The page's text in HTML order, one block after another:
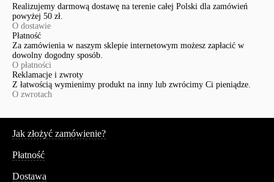
Realizujemy darmową dostawę na terenie całej Polski dla zamówień
powyżej 50 zł.
O dostawie
Płatność
Za zamówienia w naszym sklepie internetowym możesz zapłacić w
dowolny dogodny sposób.
O płatności
Reklamacje i zwroty
Z łatwością wymienimy produkt na inny lub zwrócimy Ci pieniądze.
O zwrotach
Jak złożyć zamówienie?
Płatność
Dostawa